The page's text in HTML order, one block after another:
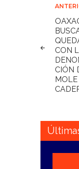
de
CON
CIÓN